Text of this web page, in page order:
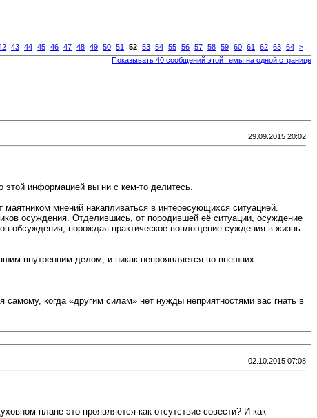
43 44 45 46 47 48 49 50 51 52 53 54 55 56 57 58 59 60 61 62 63 64 >
Показывать 40 сообщений этой темы на одной странице
29.09.2015 20:02
этой информацией вы ни с кем-то делитесь.
мнений накапливаться в интересующихся ситуацией.
осуждения. Отделившись, от породившей её ситуации, осуждение
обсуждения, порождая практическое воплощение суждения в жизнь
внутренним делом, и никак непроявляется во внешних
когда «другим силам» нет нужды неприятностями вас гнать в
02.10.2015 07:08
плане это проявляется как отсутствие совести? И как